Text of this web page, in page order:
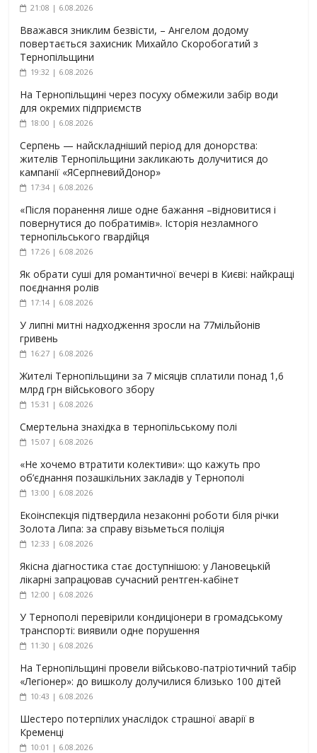
21:08 | 6.08.2026
Вважався зниклим безвісти, – Ангелом додому
повертається захисник Михайло Скоробогатий з
Тернопільщини
19:32 | 6.08.2026
На Тернопільщині через посуху обмежили забір води
для окремих підприємств
18:00 | 6.08.2026
Серпень — найскладніший період для донорства:
жителів Тернопільщини закликають долучитися до
кампанії «ЯСерпневийДонор»
17:34 | 6.08.2026
«Після поранення лише одне бажання –відновитися і
повернутися до побратимів». Історія незламного
тернопільського гвардійця
17:26 | 6.08.2026
Як обрати суші для романтичної вечері в Києві: найкращі
поєднання ролів
17:14 | 6.08.2026
У липні митні надходження зросли на 77мільйонів
гривень
16:27 | 6.08.2026
Жителі Тернопільщини за 7 місяців сплатили понад 1,6
млрд грн військового збору
15:31 | 6.08.2026
Смертельна знахідка в тернопільському полі
15:07 | 6.08.2026
«Не хочемо втратити колективи»: що кажуть про
об’єднання позашкільних закладів у Тернополі
13:00 | 6.08.2026
Екоінспекція підтвердила незаконні роботи біля річки
Золота Липа: за справу візьметься поліція
12:33 | 6.08.2026
Якісна діагностика стає доступнішою: у Лановецькій
лікарні запрацював сучасний рентген-кабінет
12:00 | 6.08.2026
У Тернополі перевірили кондиціонери в громадському
транспорті: виявили одне порушення
11:30 | 6.08.2026
На Тернопільщині провели військово-патріотичний табір
«Легіонер»: до вишколу долучилися близько 100 дітей
10:43 | 6.08.2026
Шестеро потерпілих унаслідок страшної аварії в
Кременці
10:01 | 6.08.2026